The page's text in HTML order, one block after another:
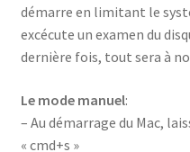
démarre en limitant le
excécute un examen du
dernière fois, tout sera à
Le mode manuel:
– Au démarrage du Mac,
« cmd+s »